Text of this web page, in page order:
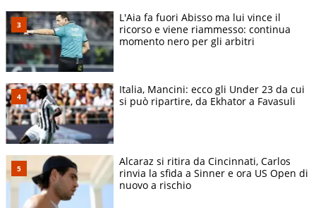
L'Aia fa fuori Abisso ma lui vince il
ricorso e viene riammesso: continua
momento nero per gli arbitri
Italia, Mancini: ecco gli Under 23 da cui
si può ripartire, da Ekhator a Favasuli
Alcaraz si ritira da Cincinnati, Carlos
rinvia la sfida a Sinner e ora US Open di
nuovo a rischio